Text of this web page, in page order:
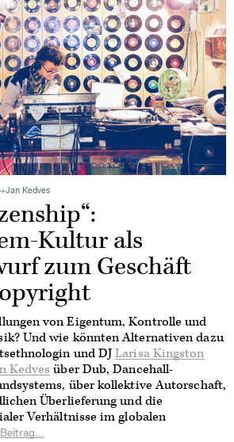
Jan Kedves
Kultur als
zum Geschäft
von Eigentum, Kontrolle und
Und wie könnten Alternativen dazu
und DJLarisa Kingston
Kedves über Dub, Dancehall-
über kollektive Autorschaft,
Überlieferung und die
Verhältnisse im globalen